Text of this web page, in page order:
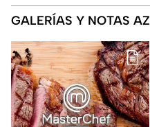
GALERÍAS Y NOTAS